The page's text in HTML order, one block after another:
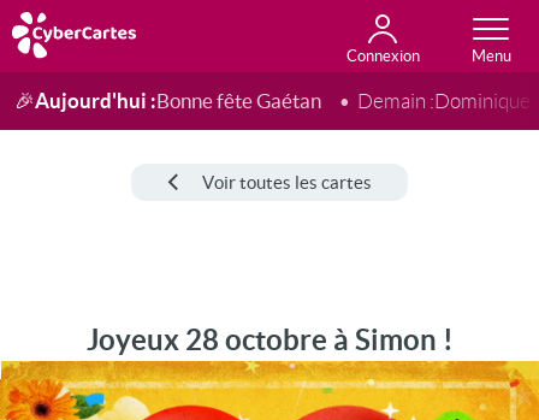
Connexion
Anniversaire
Fête du jour
Amour
Amitié
Merci
Toutes les cartes
🎉Aujourd'hui :Bonne fête Gaétan Demain :Dominique
Voir toutes les cartes
Joyeux 28 octobre à Simon !